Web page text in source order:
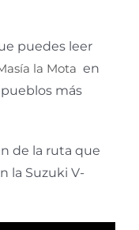
puedes leer
la Mota en
más
de la ruta que
la Suzuki V-